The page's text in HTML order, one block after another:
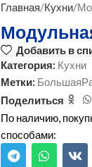
Главная Кухни
Добавить в
Категория: Кухни
Метки:
Поделиться
По наличию,
способами: